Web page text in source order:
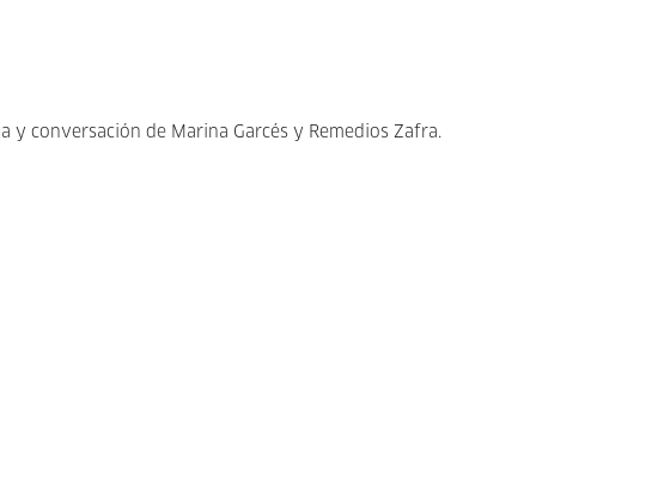
y conversación de Marina Garcés y Remedios Zafra.